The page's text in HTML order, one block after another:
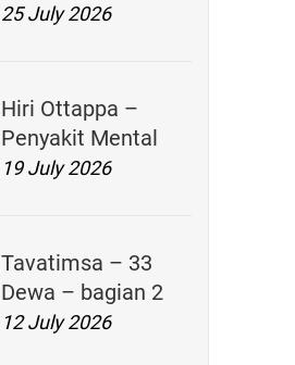
25 July 2026
Hiri Ottappa –
Penyakit Mental
19 July 2026
Tavatimsa – 33
Dewa – bagian 2
12 July 2026